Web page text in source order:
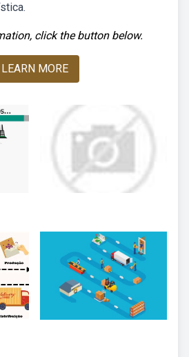
click the button below.
LEARN MORE